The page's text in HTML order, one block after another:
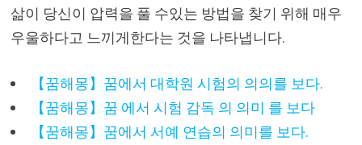
삶이 당신이 압력을 풀 수있는 방법을 찾기 위해 매우
우울하다고 느끼게한다는 것을 나타냅니다.
【꿈해몽】꿈에서 대학원 시험의 의의를 보다.
【꿈해몽】꿈 에서 시험 감독 의 의미 를 보다
【꿈해몽】꿈에서 서예 연습의 의미를 보다.